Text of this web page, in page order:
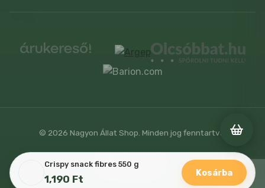
© 2026 Nagyon Állat Shop. Minden jog fenntartva.
Crispy snack fibres 550 g
1,190 Ft
Kosárba